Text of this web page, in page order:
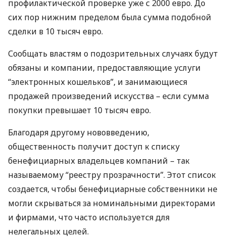
профилактической проверке уже с 2000 евро. До
сих пор нижним пределом была сумма подобной
сделки в 10 тысяч евро.
Сообщать властям о подозрительных случаях будут
обязаны и компании, предоставляющие услуги
“электронных кошельков”, и занимающиеся
продажей произведений искусства – если сумма
покупки превышает 10 тысяч евро.
Благодаря другому нововведению,
общественность получит доступ к списку
бенефициарных владельцев компаний – так
называемому “реестру прозрачности”. Этот список
создается, чтобы бенефициарные собственники не
могли скрываться за номинальными директорами
и фирмами, что часто используется для
нелегальных целей.